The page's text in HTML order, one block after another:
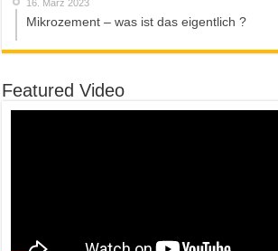
16. März 2023
Mikrozement – was ist das eigentlich ?
Featured Video